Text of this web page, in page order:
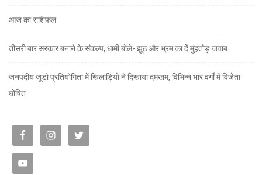
आज का राशिफल
तीसरी बार सरकार बनाने के संकल्प, धामी बोले- झूठ और भ्रम का दें मुंहतोड़ जवाब
जनपदीय जूडो प्रतियोगिता में खिलाड़ियों ने दिखाया दमखम, विभिन्न भार वर्गों में विजेता
घोषित